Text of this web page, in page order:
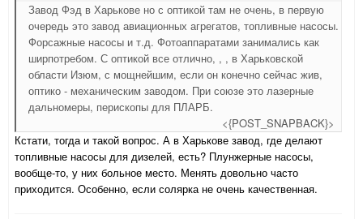
Завод Фэд в Харькове но с оптикой там не очень, в первую
очередь это завод авиационных агрегатов, топливные насосы.
Форсажные насосы и т.д. Фотоаппаратами занимались как
ширпотребом. С оптикой все отлично, , , в Харьковской
области Изюм, с мощнейшим, если он конечно сейчас жив,
оптико - механическим заводом. При союзе это лазерные
дальномеры, перископы для ПЛАРБ.
<{POST_SNAPBACK}>
Кстати, тогда и такой вопрос. А в Харькове завод, где делают
топливные насосы для дизелей, есть? Плунжерные насосы,
вообще-то, у них больное место. Менять довольно часто
приходится. Особенно, если солярка не очень качественная.